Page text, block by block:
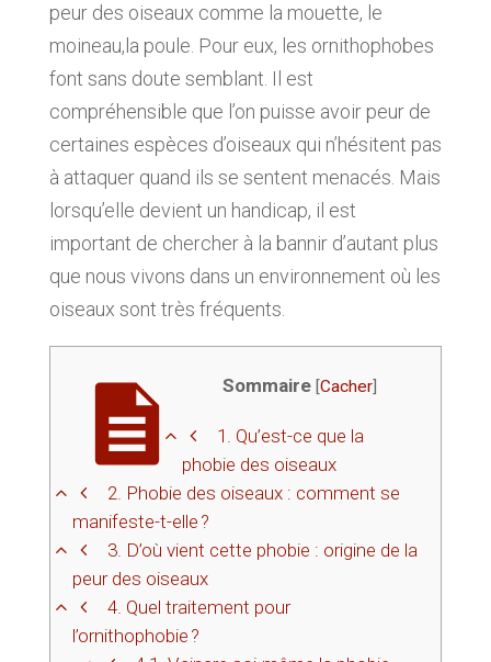
peur des oiseaux comme la mouette, le
moineau,la poule. Pour eux, les ornithophobes
font sans doute semblant. Il est
compréhensible que l’on puisse avoir peur de
certaines espèces d’oiseaux qui n’hésitent pas
à attaquer quand ils se sentent menacés. Mais
lorsqu’elle devient un handicap, il est
important de chercher à la bannir d’autant plus
que nous vivons dans un environnement où les
oiseaux sont très fréquents.
Sommaire [Cacher]
1. Qu’est-ce que la
phobie des oiseaux
2. Phobie des oiseaux : comment se
manifeste-t-elle ?
3. D’où vient cette phobie : origine de la
peur des oiseaux
4. Quel traitement pour
l’ornithophobie ?